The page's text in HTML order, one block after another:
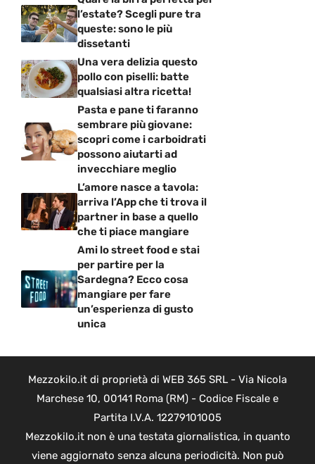
l’estate? Scegli pure tra
queste: sono le più
dissetanti
Una vera delizia questo
pollo con piselli: batte
qualsiasi altra ricetta!
Pasta e pane ti faranno
sembrare più giovane:
scopri come i carboidrati
possono aiutarti ad
invecchiare meglio
L’amore nasce a tavola:
arriva l’App che ti trova il
partner in base a quello
che ti piace mangiare
Ami lo street food e stai
per partire per la
Sardegna? Ecco cosa
mangiare per fare
un’esperienza di gusto
unica
Mezzokilo.it di proprietà di WEB 365 SRL - Via Nicola
Marchese 10, 00141 Roma (RM) - Codice Fiscale e
Partita I.V.A. 12279101005
Mezzokilo.it non è una testata giornalistica, in quanto
viene aggiornato senza alcuna periodicità. Non può